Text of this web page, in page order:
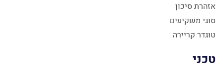
אזהרת סיכון
סוגי משקיעים
טוגדר קריירה
טכני